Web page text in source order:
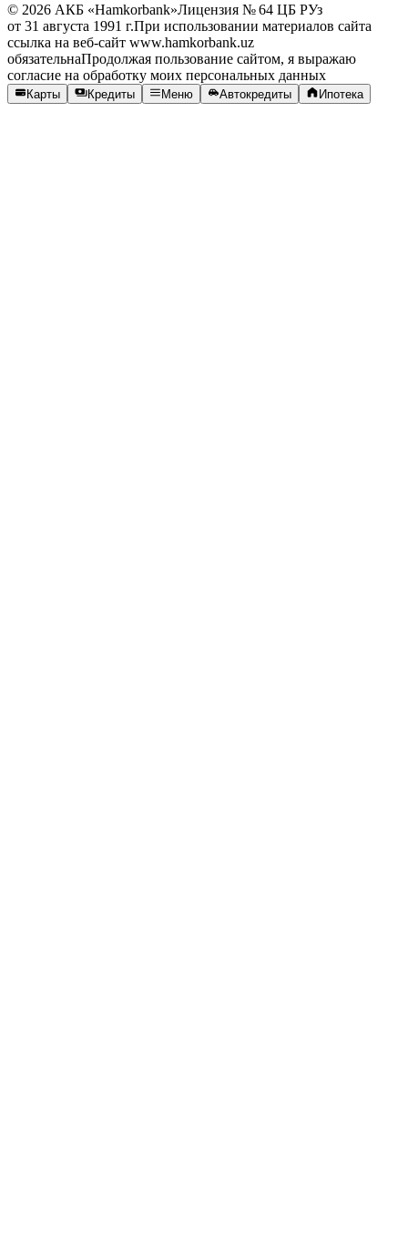
© 2026 АКБ «Hamkorbank»Лицензия № 64 ЦБ РУз
от 31 августа 1991 г.При использовании материалов сайта
ссылка на веб-сайт www.hamkorbank.uz
обязательнаПродолжая пользование сайтом, я выражаю
согласие на обработку моих персональных данных
Карты Кредиты Меню Автокредиты Ипотека